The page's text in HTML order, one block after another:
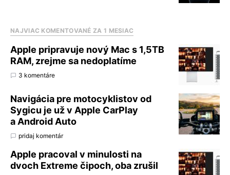
NAJVIAC KOMENTOVANÉ ZA 1 MESIAC
Apple pripravuje nový Mac s 1,5TB
RAM, zrejme sa nedoplatíme
3 komentáre
Navigácia pre motocyklistov od
Sygicu je už v Apple CarPlay
a Android Auto
pridaj komentár
Apple pracoval v minulosti na
dvoch Extreme čipoch, oba zrušil